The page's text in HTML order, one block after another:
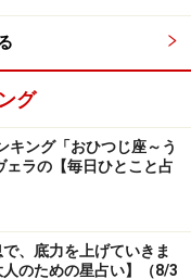
20日生まれ）
り表現すると爽快
グ
キング「おひつじ座～う
ェラの【毎日ひとこと占
、底力を上げていきま
のための星占い】（8/3